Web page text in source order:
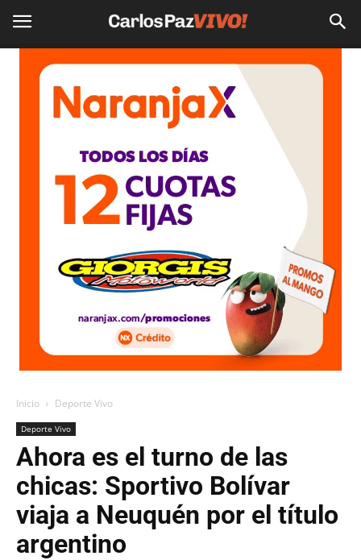
Inicio Deporte Vivo
Deporte Vivo
Ahora es el turno de las
chicas: Sportivo Bolívar
viaja a Neuquén por el título
argentino